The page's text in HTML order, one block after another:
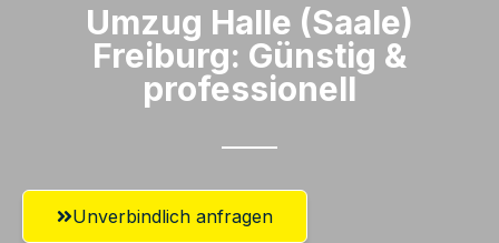
Umzug Halle (Saale)​
Freiburg: Günstig &
professionell​
Unverbindlich anfragen